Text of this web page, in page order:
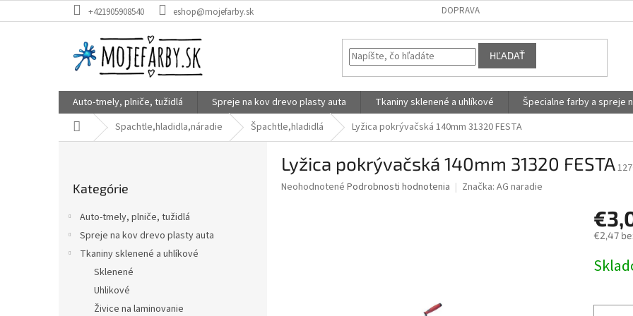
na
+421905908540 eshop@mojefarby.sk DOPRAVA
HĽADAŤ
Auto-tmely, plniče, tužidlá Spreje na kov drevo plasty auta Tkaniny sklenené a uhlíkové Špecialne farby a spreje
DomovSpachtle,hladidla,náradie Špachtle,hladidlá Lyžica pokrývačská 140mm 31320 FESTA
kategórie
Kategórie
Auto-tmely, plniče, tužidlá
Spreje na kov drevo plasty auta
Tkaniny sklenené a uhlíkové
Sklenené
Uhlikové
Živice na laminovanie
Lyžica pokrývačská 140mm 31320 FESTA
Priemerné
Neohodnotené Podrobnosti hodnotenia Značka: AG naradie
€2,47
cena: